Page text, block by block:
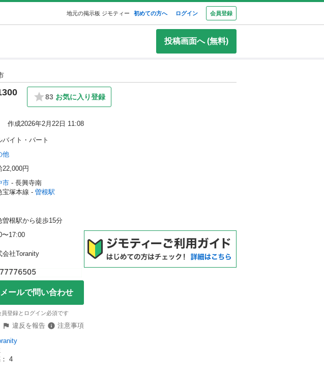
地元の掲示板 ジモティー 初めての方へ ログイン 会員登録
投稿画面へ (無料)
83 お気に入り登録
作成2026年2月22日 11:08
バイト・パート
他
22,000円
市 - 長興寺南
宝塚本線 - 曽根駅
曽根駅から徒歩15分
〜17:00
会社Toranity
ールで問い合わせ
登録とログイン必須です
違反を報告
注意事項
4